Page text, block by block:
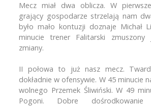
Mecz miał dwa oblicza. W
grający gospodarze strzelają nam
było mało kontuzji doznaje Michał
minucie trener Falitarski
zmiany.
II połowa to już nasz mecz.
dokładnie w ofensywie. W 45 minucie
wolnego Przemek Śliwiński. W 49
Pogoni. Dobre dośrodkowanie